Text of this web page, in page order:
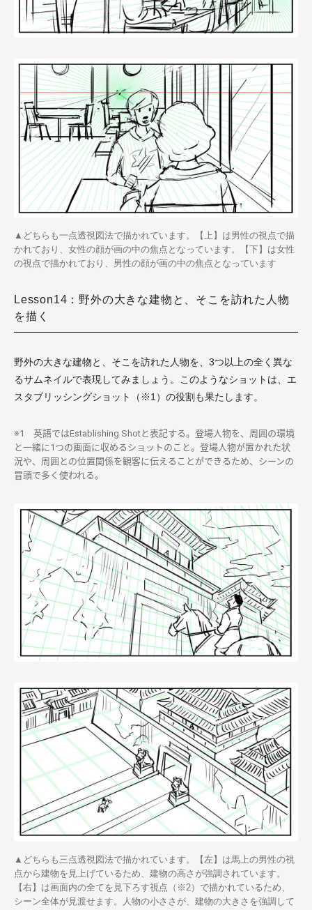
▲どちらも一点透視図法で描かれています。【上】は男性の視点で描
かれており、女性の顔が画の中の焦点となっています。【下】は女性
の視点で描かれており、男性の顔が画の中の焦点となっています
Lesson14：野外の大きな建物と、そこを訪れた人物
を描く
野外の大きな建物と、そこを訪れた人物を、3つ以上の全く異な
るサムネイルで表現してみましょう。このようなショットは、エ
スタブリッシングショット（※1）の役割も果たします。
※1 英語ではEstablishing Shotと表記する。登場人物を、周囲の環境
と一緒に1つの画面に収めるショットのこと。登場人物が置かれた状
況や、周囲との位置関係を観客に伝えることができるため、シーンの
冒頭で多く使われる。
▲どちらも三点透視図法で描かれています。【左】は馬上の男性の視
点から建物を見上げているため、建物の高さが強調されています。
【右】は画面内の全てを見下ろす視点（※2）で描かれているため、
シーン全体が見渡せます。人物の小ささが、建物の大きさを強調して